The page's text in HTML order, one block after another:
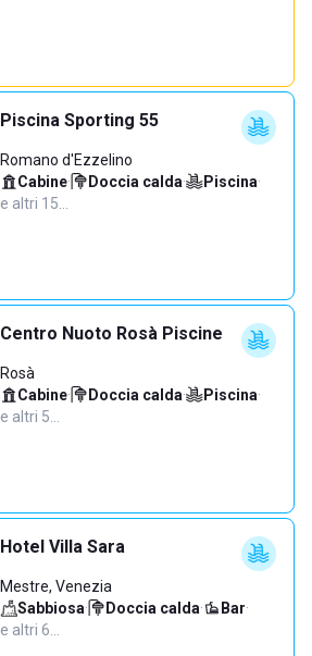
Piscina Sporting 55
Romano d'Ezzelino
Cabine· Doccia calda· Piscina·
e altri 15…
Centro Nuoto Rosà Piscine
Rosà
Cabine· Doccia calda· Piscina·
e altri 5…
Hotel Villa Sara
Mestre, Venezia
Sabbiosa· Doccia calda· Bar·
e altri 6…